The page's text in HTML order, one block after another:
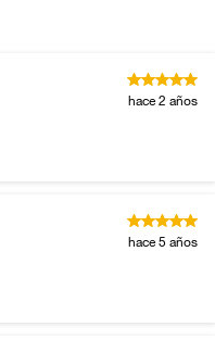
hace 2 años
hace 5 años